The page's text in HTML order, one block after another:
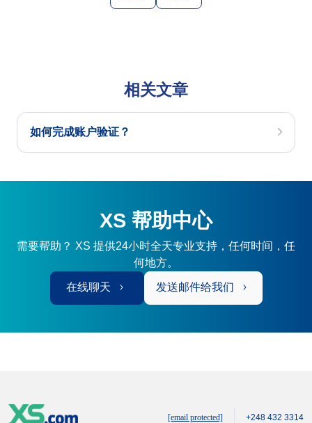
相关文章
如何完成账户验证？
XS 帮助中心
需要帮助？ XS 提供24小时全天专业支持，任何时间，任
何地方。
在线聊天 发送邮件给我们
[email protected] +248 432 3314